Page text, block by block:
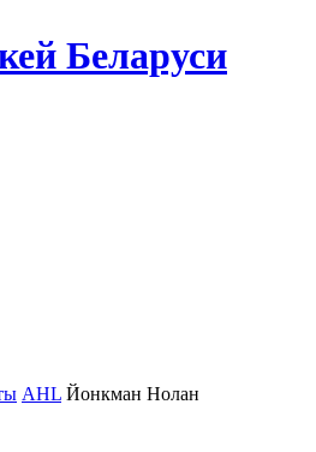
Беларуси
AHL Йонкман Нолан